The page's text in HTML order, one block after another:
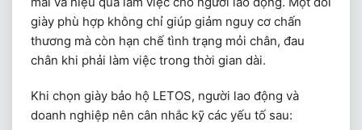
giày phù hợp không chỉ giúp giảm nguy cơ chấn
thương mà còn hạn chế tình trạng mỏi chân, đau
chân khi phải làm việc trong thời gian dài.
Khi chọn giày bảo hộ LETOS, người lao động và
doanh nghiệp nên cân nhắc kỹ các yếu tố sau: